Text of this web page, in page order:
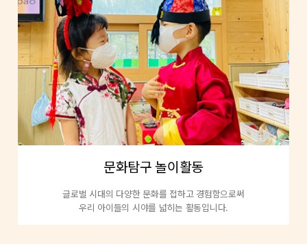
문화탐구 놀이활동
글로벌 시대의 다양한 문화를 접하고 경험함으로써
우리 아이들의 시야를 넓히는 활동입니다.